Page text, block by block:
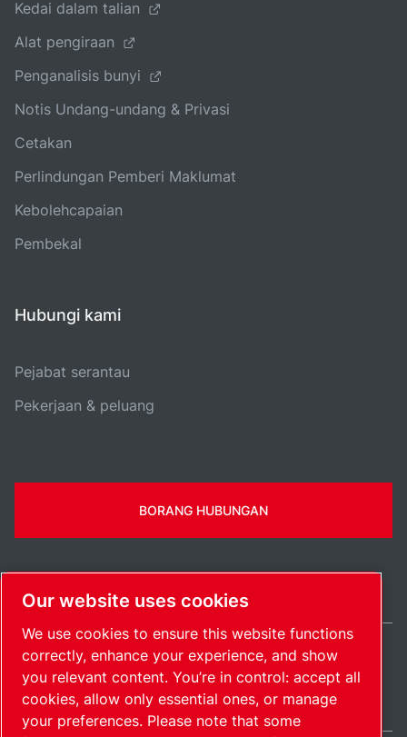
Kedai dalam talian
Alat pengiraan
Penganalisis bunyi
Notis Undang-undang & Privasi
Cetakan
Perlindungan Pemberi Maklumat
Kebolehcapaian
Pembekal
Hubungi kami
Pejabat serantau
Pekerjaan & peluang
BORANG HUBUNGAN
Peta LamanManage cookies© 2026 Hak Cipta.
Malaysia / MS
Our website uses cookies
We use cookies to ensure this website functions
correctly, enhance your experience, and show
you relevant content. You’re in control: accept all
cookies, allow only essential ones, or manage
your preferences. Please note that some